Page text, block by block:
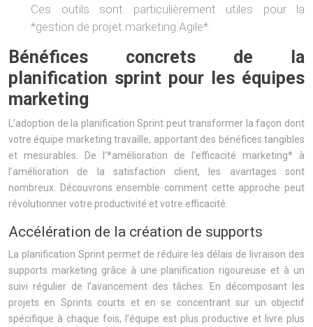
Ces outils sont particulièrement utiles pour la
*gestion de projet marketing Agile*.
Bénéfices concrets de la
planification sprint pour les équipes
marketing
L’adoption de la planification Sprint peut transformer la façon dont
votre équipe marketing travaille, apportant des bénéfices tangibles
et mesurables. De l’*amélioration de l’efficacité marketing* à
l’amélioration de la satisfaction client, les avantages sont
nombreux. Découvrons ensemble comment cette approche peut
révolutionner votre productivité et votre efficacité.
Accélération de la création de supports
La planification Sprint permet de réduire les délais de livraison des
supports marketing grâce à une planification rigoureuse et à un
suivi régulier de l’avancement des tâches. En décomposant les
projets en Sprints courts et en se concentrant sur un objectif
spécifique à chaque fois, l’équipe est plus productive et livre plus